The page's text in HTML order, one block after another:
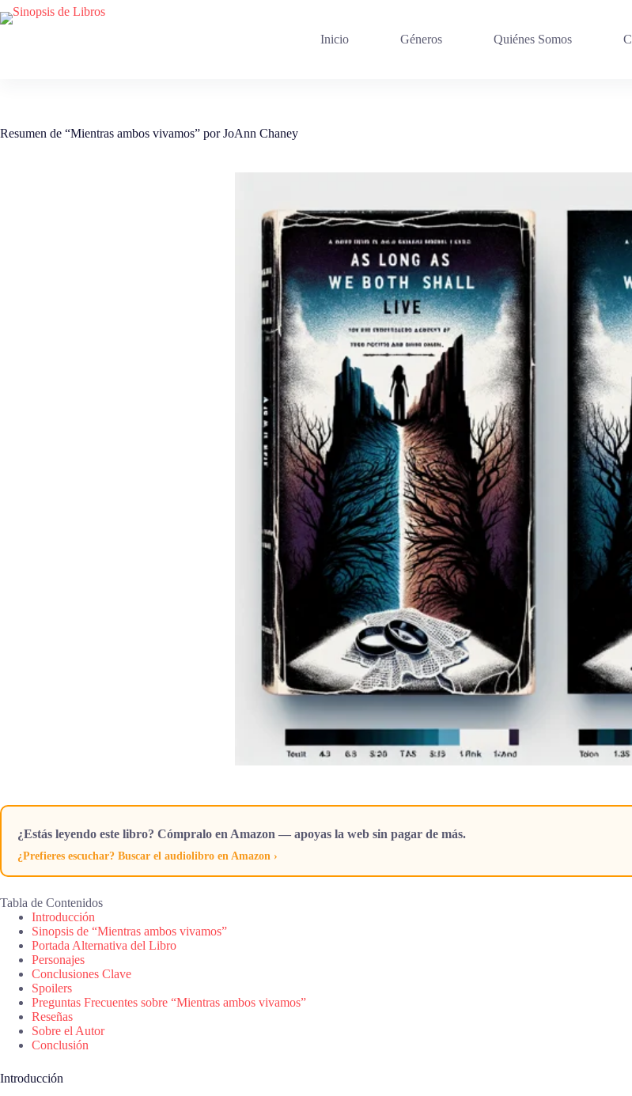
Saltar
al
Inicio Géneros Quiénes Somos
Resumen de “Mientras ambos vivamos” por JoAnn Chaney
¿Estás leyendo este libro? Cómpralo en Amazon — apoyas la web sin pagar de más.
¿Prefieres escuchar? Buscar el audiolibro en Amazon ›
Tabla de Contenidos
Introducción
Sinopsis de “Mientras ambos vivamos”
Portada Alternativa del Libro
Personajes
Conclusiones Clave
Spoilers
Preguntas Frecuentes sobre “Mientras ambos vivamos”
Reseñas
Sobre el Autor
Conclusión
Introducción